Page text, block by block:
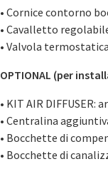
• Cornice contorno
• Cavalletto
• Valvola
OPTIONAL (per
• KIT AIR DIFFUSER:
• Centralina
• Bocchette di
• Bocchette di